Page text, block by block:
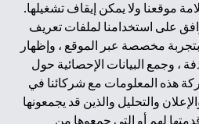
موقعنا ولا يمكن إيقاف تشغيلها.
على استخدامنا لملفات تعريف
بتجربة مخصصة عبر الموقع ، وإظهار
، وجمع البيانات الإحصائية حول
هذه المعلومات مع شركائنا في
والتحليل والذين قد يجمعونها
لهم أو التي جمعوها من
لدى مصرف الإمارات المركزي تحت
أرقام التراخيص 202563 لفرع الوصل في دبي، 531989 لفرع مول
لفرع أبوظبي. هاتف: 4000 311 04.
العربية المتحدة مرخص من مصرف
كفرع لبنك أجنبي.
المتحدة مرخص من هيئة الأوراق المالية